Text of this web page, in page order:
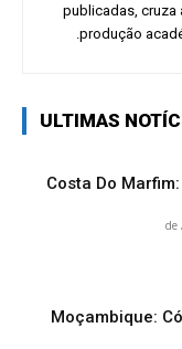
publicadas, cruza
produção
ULTIMAS
Costa Do
Moçambique: